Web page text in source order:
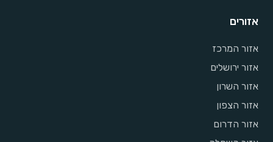
אזורים
אזור המרכז
אזור ירושלים
אזור השרון
אזור הצפון
אזור הדרום